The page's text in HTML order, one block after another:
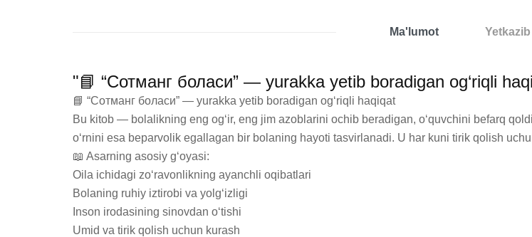
Ma'lumot
"📘 “Сотманг боласи” — yurakka yetib boradigan og‘riqli
📘 “Сотманг боласи” — yurakka yetib boradigan og‘riqli haqiqat
Bu kitob — bolalikning eng og‘ir, eng jim azoblarini ochib beradigan, o‘quvchini befarq
o‘rnini esa beparvolik egallagan bir bolaning hayoti tasvirlanadi. U har kuni tirik qolish
📖 Asarning asosiy g‘oyasi:
Oila ichidagi zo‘ravonlikning ayanchli oqibatlari
Bolaning ruhiy iztirobi va yolg‘izligi
Inson irodasining sinovdan o‘tishi
Umid va tirik qolish uchun kurash